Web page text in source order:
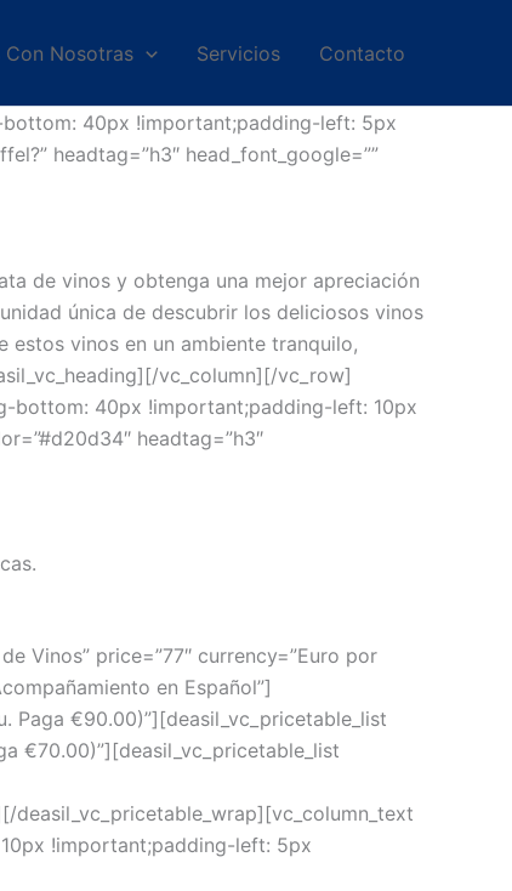
Con Nosotras Servicios Contacto
40px !important;padding-left: 5px
headtag=”h3″ head_font_google=””
de vinos y obtenga una mejor apreciación
única de descubrir los deliciosos vinos
vinos en un ambiente tranquilo,
vc_column][/vc_row]
bottom: 40px !important;padding-left: 10px
headtag=”h3″
Vinos” price=”77″ currency=”Euro por
en Español”]
Paga €90.00)”][deasil_vc_pricetable_list
€70.00)”][deasil_vc_pricetable_list
deasil_vc_pricetable_wrap][vc_column_text
!important;padding-left: 5px